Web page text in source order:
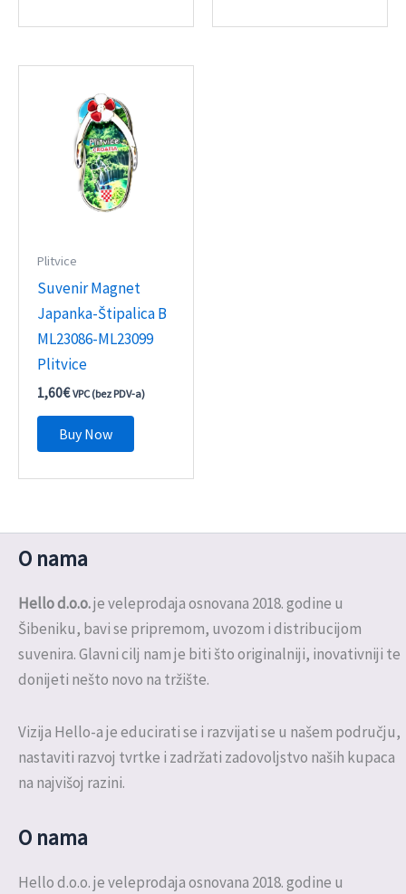
Plitvice
Suvenir Magnet
Japanka-Štipalica B
ML23086-ML23099
Plitvice
1,60€ VPC (bez PDV-a)
Buy Now
O nama
Hello d.o.o.je veleprodaja osnovana 2018. godine u
Šibeniku, bavi se pripremom, uvozom i distribucijom
suvenira. Glavni cilj nam je biti što originalniji, inovativniji te
donijeti nešto novo na tržište.
Vizija Hello-a je educirati se i razvijati se u našem području,
nastaviti razvoj tvrtke i zadržati zadovoljstvo naših kupaca
na najvišoj razini.
O nama
Hello d.o.o. je veleprodaja osnovana 2018. godine u